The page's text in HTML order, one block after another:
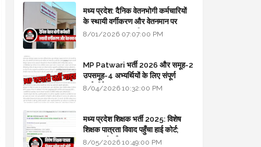
मध्य प्रदेश: दैनिक वेतनभोगी कर्मचारियों
के स्थायी वर्गीकरण और वेतनमान पर
सरकार का बड़ा स्पष्टीकरण
8/01/2026 07:07:00 PM
MP Patwari भर्ती 2026 और समूह-2
उपसमूह-4 अभ्यर्थियों के लिए संपूर्ण
मार्गदर्शिका
8/04/2026 10:32:00 PM
मध्य प्रदेश शिक्षक भर्ती 2025: विशेष
शिक्षक पात्रता विवाद पहुँचा हाई कोर्ट;
सरकार से माँगा जवाब
8/05/2026 10:49:00 PM